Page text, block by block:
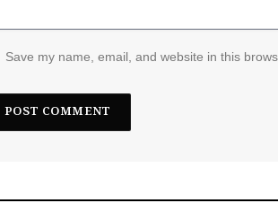
Save my name, email, and website in this